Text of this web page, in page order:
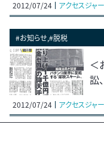
2012/07/24 アクセスジャ
#お知らせ,#脱税
＜
訟
2012/07/24 アクセスジャ